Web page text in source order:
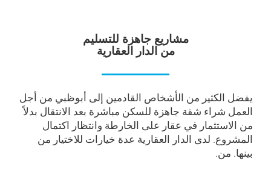
مشاريع جاهزة للتسليم
من الدار العقارية
يفضل الكثير من الأشخاص القادمين إلى أبوظبي من أجل
العمل شراء شقة جاهزة للسكن مباشرة بعد الانتقال بدلاً
من الاستثمار في عقار على الخارطة وانتظار اكتمال
المشروع. لدى الدار العقارية عدة خيارات للاختيار من
بينها. من.